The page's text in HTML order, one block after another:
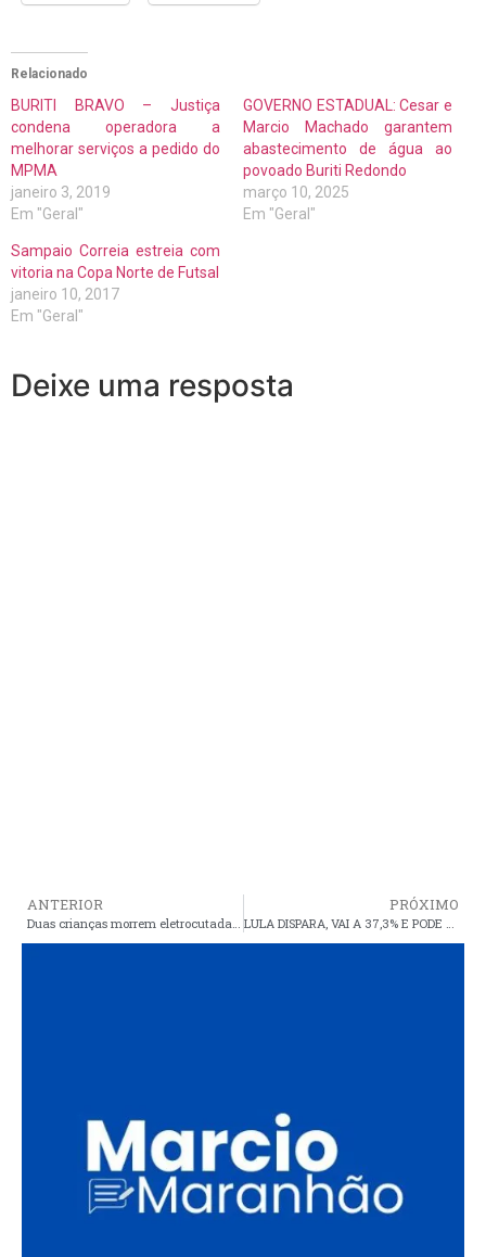
Relacionado
BURITI BRAVO – Justiça
condena operadora a
melhorar serviços a pedido do
MPMA
janeiro 3, 2019
Em "Geral"
GOVERNO ESTADUAL: Cesar e
Marcio Machado garantem
abastecimento de água ao
povoado Buriti Redondo
março 10, 2025
Em "Geral"
Sampaio Correia estreia com
vitoria na Copa Norte de Futsal
janeiro 10, 2017
Em "Geral"
Deixe uma resposta
ANTERIOR
Duas crianças morrem eletrocutadas em cerca elétrica clandestina em Araioses
PRÓXIMO
LULA DISPARA, VAI A 37,3% E PODE ATÉ VENCER NO PRIMEIRO TURNO